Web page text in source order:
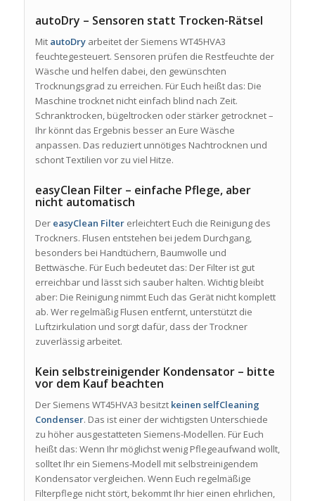
autoDry – Sensoren statt Trocken-Rätsel
Mit autoDryarbeitet der Siemens WT45HVA3
feuchtegesteuert. Sensoren prüfen die Restfeuchte der
Wäsche und helfen dabei, den gewünschten
Trocknungsgrad zu erreichen. Für Euch heißt das: Die
Maschine trocknet nicht einfach blind nach Zeit.
Schranktrocken, bügeltrocken oder stärker getrocknet –
Ihr könnt das Ergebnis besser an Eure Wäsche
anpassen. Das reduziert unnötiges Nachtrocknen und
schont Textilien vor zu viel Hitze.
easyClean Filter – einfache Pflege, aber
nicht automatisch
Der easyClean Filtererleichtert Euch die Reinigung des
Trockners. Flusen entstehen bei jedem Durchgang,
besonders bei Handtüchern, Baumwolle und
Bettwäsche. Für Euch bedeutet das: Der Filter ist gut
erreichbar und lässt sich sauber halten. Wichtig bleibt
aber: Die Reinigung nimmt Euch das Gerät nicht komplett
ab. Wer regelmäßig Flusen entfernt, unterstützt die
Luftzirkulation und sorgt dafür, dass der Trockner
zuverlässig arbeitet.
Kein selbstreinigender Kondensator – bitte
vor dem Kauf beachten
Der Siemens WT45HVA3 besitzt keinen selfCleaning
Condenser. Das ist einer der wichtigsten Unterschiede
zu höher ausgestatteten Siemens-Modellen. Für Euch
heißt das: Wenn Ihr möglichst wenig Pflegeaufwand wollt,
solltet Ihr ein Siemens-Modell mit selbstreinigendem
Kondensator vergleichen. Wenn Euch regelmäßige
Filterpflege nicht stört, bekommt Ihr hier einen ehrlichen,